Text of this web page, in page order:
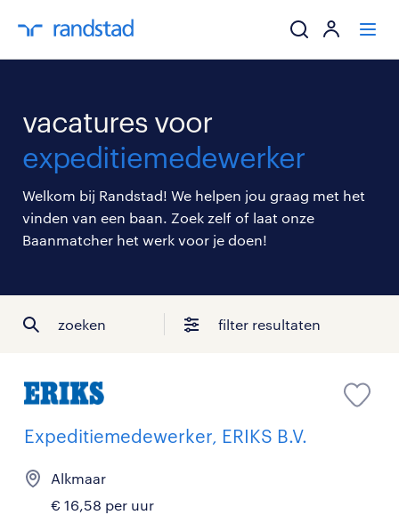
werkgevers
mijn carrière
over randstad
vacatures voor
expeditiemedewerker
Welkom bij Randstad! We helpen jou graag met het
vinden van een baan. Zoek zelf of laat onze
Baanmatcher het werk voor je doen!
zoeken filter resultaten
Expeditiemedewerker, ERIKS B.V.
Alkmaar
€ 16,58 per uur